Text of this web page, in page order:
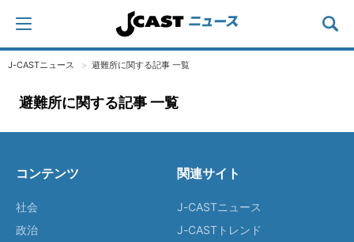
J-CASTニュース 避難所に関する記事 一覧
避難所に関する記事 一覧
コンテンツ
社会
政治
関連サイト
J-CASTニュース
J-CASTトレンド